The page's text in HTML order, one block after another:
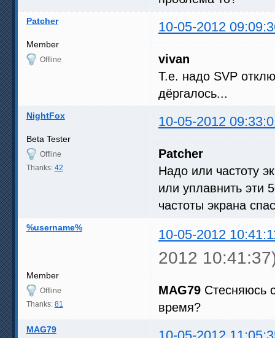
Patcher 10-05-2012
Member
Offline
vivan
Т.е. надо SVP
дёргалось...
NightFox 10-05-2012
Beta Tester
Offline
Thanks: 42
Patcher
Надо или частоту
или уплавнить эти
частоты экрана
%username% 10-05-2012
2012
Member
Offline
Thanks: 81
MAG79 Стесняюсь
время?
MAG79